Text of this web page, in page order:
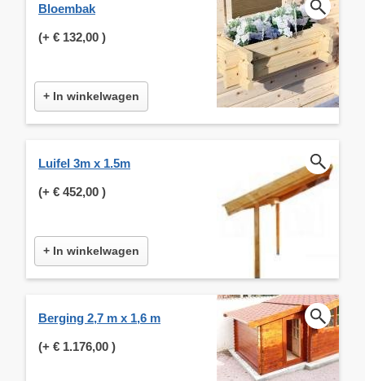
Bloembak
(+ € 132,00 )
+ In winkelwagen
Luifel 3m x 1.5m
(+ € 452,00 )
+ In winkelwagen
Berging 2,7 m x 1,6 m
(+ € 1.176,00 )